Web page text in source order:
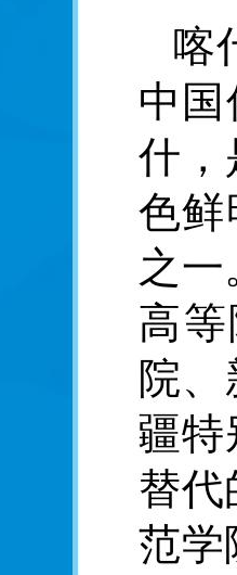
喀
中国
什，
色鲜
之
高
院
疆特
替代
范学